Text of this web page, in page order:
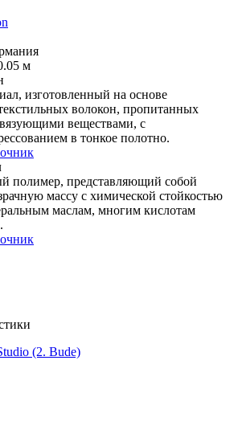
м
изготовленный на основе
волокон, пропитанных
веществами, с
в тонкое полотно.
полимер, представляющий собой
массу с химической стойкостью
маслам, многим кислотам
(2. Bude)